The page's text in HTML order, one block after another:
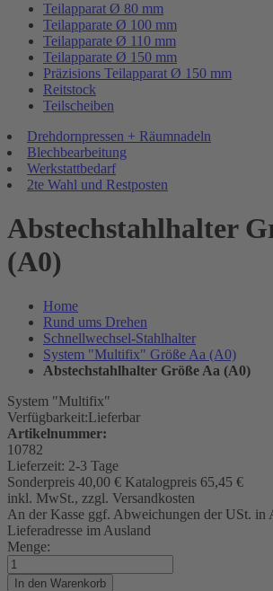
Teilapparat Ø 80 mm
Teilapparate Ø 100 mm
Teilapparate Ø 110 mm
Teilapparate Ø 150 mm
Präzisions Teilapparat Ø 150 mm
Reitstock
Teilscheiben
Drehdornpressen + Räumnadeln
Blechbearbeitung
Werkstattbedarf
2te Wahl und Restposten
Abstechstahlhalter
(A0)
Home
Rund ums Drehen
Schnellwechsel-Stahlhalter
System "Multifix" Größe Aa (A0)
Abstechstahlhalter Größe Aa (A0)
System "Multifix"
Verfügbarkeit:Lieferbar
Artikelnummer:
10782
Lieferzeit: 2-3 Tage
Sonderpreis 40,00 € Katalogpreis 65,45 €
inkl. MwSt., zzgl. Versandkosten
An der Kasse ggf. Abweichungen der USt. in
Lieferadresse im Ausland
Menge:
In den Warenkorb